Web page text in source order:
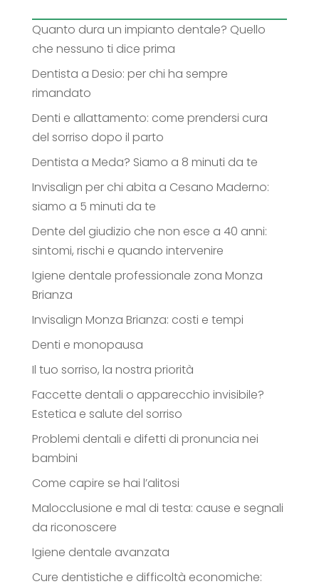
Quanto dura un impianto dentale? Quello
che nessuno ti dice prima
Dentista a Desio: per chi ha sempre
rimandato
Denti e allattamento: come prendersi cura
del sorriso dopo il parto
Dentista a Meda? Siamo a 8 minuti da te
Invisalign per chi abita a Cesano Maderno:
siamo a 5 minuti da te
Dente del giudizio che non esce a 40 anni:
sintomi, rischi e quando intervenire
Igiene dentale professionale zona Monza
Brianza
Invisalign Monza Brianza: costi e tempi
Denti e monopausa
Il tuo sorriso, la nostra priorità
Faccette dentali o apparecchio invisibile?
Estetica e salute del sorriso
Problemi dentali e difetti di pronuncia nei
bambini
Come capire se hai l’alitosi
Malocclusione e mal di testa: cause e segnali
da riconoscere
Igiene dentale avanzata
Cure dentistiche e difficoltà economiche: